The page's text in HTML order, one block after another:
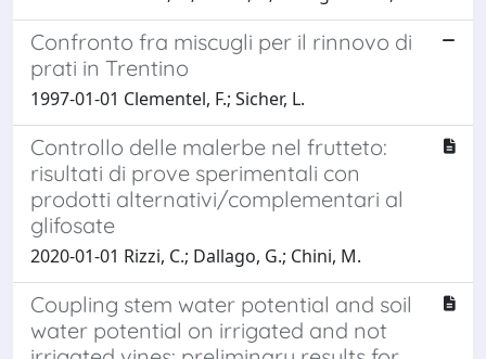
Confronto fra miscugli per il rinnovo di
prati in Trentino
1997-01-01 Clementel, F.; Sicher, L.
Controllo delle malerbe nel frutteto:
risultati di prove sperimentali con
prodotti alternativi/complementari al
glifosate
2020-01-01 Rizzi, C.; Dallago, G.; Chini, M.
Coupling stem water potential and soil
water potential on irrigated and not